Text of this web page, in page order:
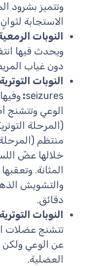
وتتميز بشرود
الاستجابة
النوبات
ويحدث فيها
دون غياب
النوبات
seizures
:
الوعي وتتشنج
(المرحلة
منتظم
خلالها عضّ
المثانة.
والتشويش
دقائق.
النوبات التوترية
تتشنج عضلات
عن الوعي
العضلية.